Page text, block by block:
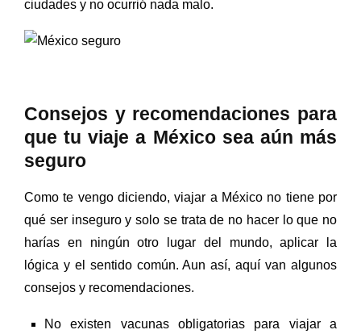
ciudades y no ocurrió nada malo.
Consejos y recomendaciones para
que tu viaje a México sea aún más
seguro
Como te vengo diciendo, viajar a México no tiene por
qué ser inseguro y solo se trata de no hacer lo que no
harías en ningún otro lugar del mundo, aplicar la
lógica y el sentido común. Aun así, aquí van algunos
consejos y recomendaciones.
No existen vacunas obligatorias para viajar a